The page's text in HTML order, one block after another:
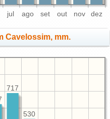
jul ago set out nov dez
Cavelossim, mm.
530
717